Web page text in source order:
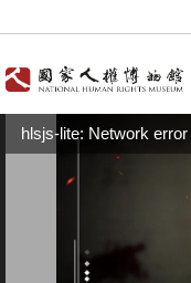
hlsjs-lite: Network error